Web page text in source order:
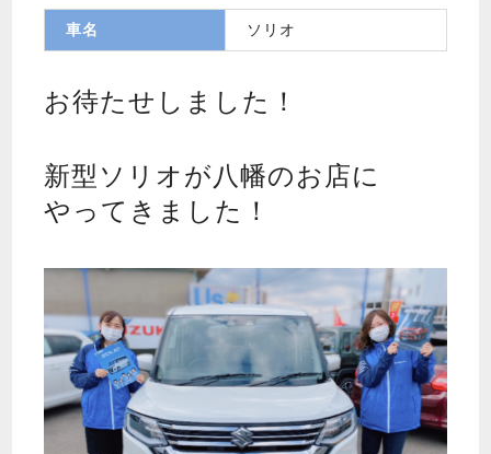
車名 ソリオ
お待たせしました！
新型ソリオが八幡のお店に
やってきました！